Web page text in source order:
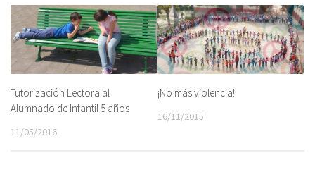
Tutorización Lectora al
Alumnado de Infantil 5 años
11/05/2016
¡No más violencia!
16/11/2015